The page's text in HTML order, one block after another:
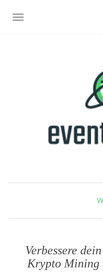
NAVIGATION
Verbessere
Krypto Mining